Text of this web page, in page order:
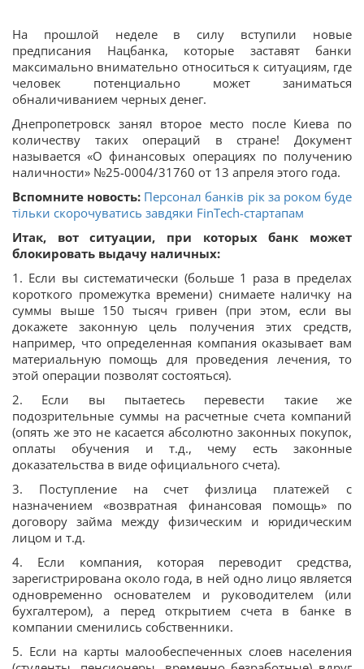
На прошлой неделе в силу вступили новые
предписания Нацбанка, которые заставят банки
максимально внимательно относиться к ситуациям, где
человек потенциально может заниматься
обналичиванием черных денег.
Днепропетровск занял второе место после Киева по
количеству таких операций в стране! Документ
называется «О финансовых операциях по получению
наличности» №25-0004/31760 от 13 апреля этого года.
Вспомните новость: Персонал банків рік за роком буде
тільки скорочуватись завдяки FinTech-стартапам
Итак, вот ситуации, при которых банк может
блокировать выдачу наличных:
1. Если вы систематически (больше 1 раза в пределах
короткого промежутка времени) снимаете наличку на
суммы выше 150 тысяч гривен (при этом, если вы
докажете законную цель получения этих средств,
например, что определенная компания оказывает вам
материальную помощь для проведения лечения, то
этой операции позволят состояться).
2. Если вы пытаетесь перевести такие же
подозрительные суммы на расчетные счета компаний
(опять же это не касается абсолютно законных покупок,
оплаты обучения и т.д., чему есть законные
доказательства в виде официального счета).
3. Поступление на счет физлица платежей с
назначением «возвратная финансовая помощь» по
договору займа между физическим и юридическим
лицом и т.д.
4. Если компания, которая переводит средства,
зарегистрирована около года, в ней одно лицо является
одновременно основателем и руководителем (или
бухгалтером), а перед открытием счета в банке в
компании сменились собственники.
5. Если на карты малообеспеченных слоев населения